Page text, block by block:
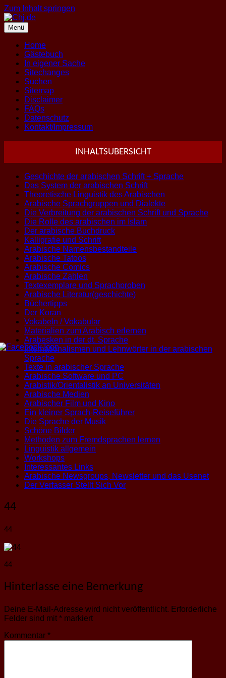
Zum Inhalt springen
Menü
Home
Gästebuch
In eigener Sache
Sitechanges
Suchen
Sitemap
Disclaimer
FAQs
Datenschutz
Kontakt/Impressum
INHALTSUBERSICHT
Geschichte der arabischen Schrift + Sprache
Das System der arabischen Schrift
Theoretische Linguistik des Arabischen
Arabische Sprachgruppen und Dialekte
Die Verbreitung der arabischen Schrift und Sprache
Die Rolle des arabischen im Islam
Der arabische Buchdruck
Kalligrafie und Schrift
Arabische Namensbestandteile
Arabische Tatoos
Arabische Comics
Arabische Zahlen
Textexemplare und Sprachproben
Arabische Literatur(geschichte)
Büchertipps
Der Koran
Vokabeln / Vokabular
Materialien zum Arabisch erlernen
Arabesken in der dt. Sprache
Internationalismen und Lehnwörter in der arabischen
Sprache
Texte in arabischer Sprache
Arabische Software und PC
Arabistik/Orientalistik an Universitäten
Arabische Medien
Arabischer Film und Kino
Ein kleiner Sprach-Reiseführer
Die Sprache der Musik
Schöne Bilder
Methoden zum Fremdsprachen lernen
Linguistik allgemein
Workshops
Interessantes Links
Arabische Newsgroups, Newsletter und das Usenet
Der Verfasser Stellt Sich Vor
44
44
44
Hinterlasse eine Bemerkung
Deine E-Mail-Adresse wird nicht veröffentlicht. Erforderliche
Felder sind mit * markiert
Kommentar *